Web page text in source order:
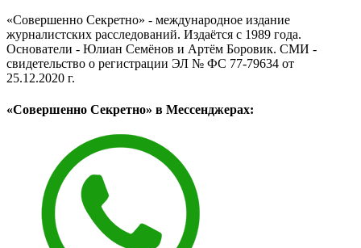
«Совершенно Секретно» - международное издание
журналистских расследований. Издаётся с 1989 года.
Основатели - Юлиан Семёнов и Артём Боровик. CМИ -
свидетельство о регистрации ЭЛ № ФС 77-79634 от
25.12.2020 г.
«Совершенно Секретно» в Мессенджерах: